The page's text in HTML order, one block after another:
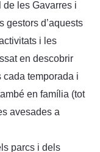
de les Gavarres i
gestors d’aquests
i les
en descobrir
temporada i
en família (tot
avesades a
parcs i dels